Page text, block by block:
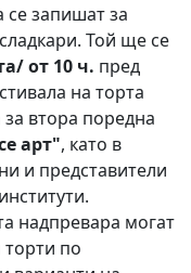
се запишат за
Той ще се
от 10 ч. пред
на торта
втора поредна
арт", като в
и представители
надпревара могат
по